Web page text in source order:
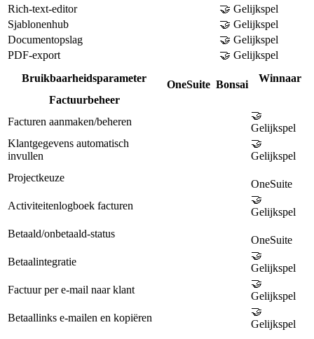
Rich-text-editor
🤝 Gelijkspel
Sjablonenhub
🤝 Gelijkspel
Documentopslag
🤝 Gelijkspel
PDF-export
🤝 Gelijkspel
Bruikbaarheidsparameter
OneSuite Bonsai
Winnaar
Factuurbeheer
Facturen aanmaken/beheren
🤝
Gelijkspel
Klantgegevens automatisch
invullen
🤝
Gelijkspel
Projectkeuze
OneSuite
Activiteitenlogboek facturen
🤝
Gelijkspel
Betaald/onbetaald-status
OneSuite
Betaalintegratie
🤝
Gelijkspel
Factuur per e-mail naar klant
🤝
Gelijkspel
Betaallinks e-mailen en kopiëren
🤝
Gelijkspel